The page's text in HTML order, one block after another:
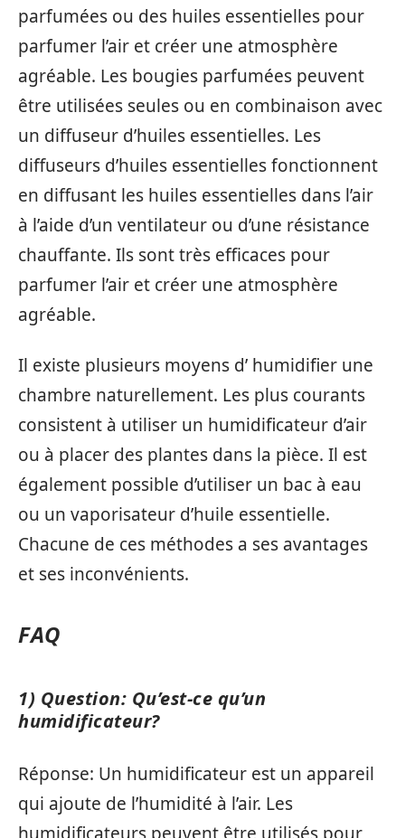
parfumées ou des huiles essentielles pour
parfumer l’air et créer une atmosphère
agréable. Les bougies parfumées peuvent
être utilisées seules ou en combinaison avec
un diffuseur d’huiles essentielles. Les
diffuseurs d’huiles essentielles fonctionnent
en diffusant les huiles essentielles dans l’air
à l’aide d’un ventilateur ou d’une résistance
chauffante. Ils sont très efficaces pour
parfumer l’air et créer une atmosphère
agréable.
Il existe plusieurs moyens d’ humidifier une
chambre naturellement. Les plus courants
consistent à utiliser un humidificateur d’air
ou à placer des plantes dans la pièce. Il est
également possible d’utiliser un bac à eau
ou un vaporisateur d’huile essentielle.
Chacune de ces méthodes a ses avantages
et ses inconvénients.
FAQ
1) Question: Qu’est-ce qu’un
humidificateur?
Réponse: Un humidificateur est un appareil
qui ajoute de l’humidité à l’air. Les